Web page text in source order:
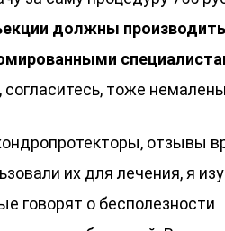
должны
тоже
отзывы
их для лечения, я
говорят о бесполезности